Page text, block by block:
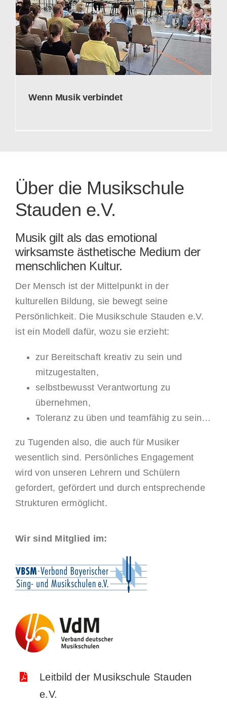
Wenn Musik verbindet
Über die Musikschule
Stauden e.V.
Musik gilt als das emotional
wirksamste ästhetische Medium der
menschlichen Kultur.
Der Mensch ist der Mittelpunkt in der
kulturellen Bildung, sie bewegt seine
Persönlichkeit. Die Musikschule Stauden e.V.
ist ein Modell dafür, wozu sie erzieht:
zur Bereitschaft kreativ zu sein und
mitzugestalten,
selbstbewusst Verantwortung zu
übernehmen,
Toleranz zu üben und teamfähig zu sein…
zu Tugenden also, die auch für Musiker
wesentlich sind. Persönliches Engagement
wird von unseren Lehrern und Schülern
gefordert, gefördert und durch entsprechende
Strukturen ermöglicht.
Wir sind Mitglied im:
Leitbild der Musikschule Stauden
e.V.